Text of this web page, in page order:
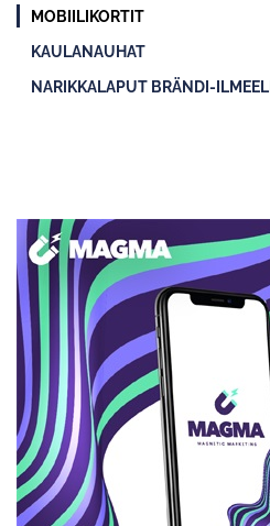
MOBIILIKORTIT
KAULANAUHAT
NARIKKALAPUT BRÄNDI-